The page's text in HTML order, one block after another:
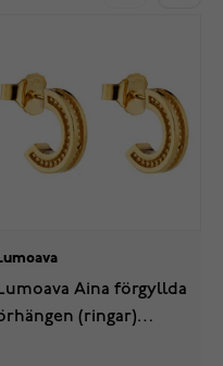
Aina förgyllda
(ringar)